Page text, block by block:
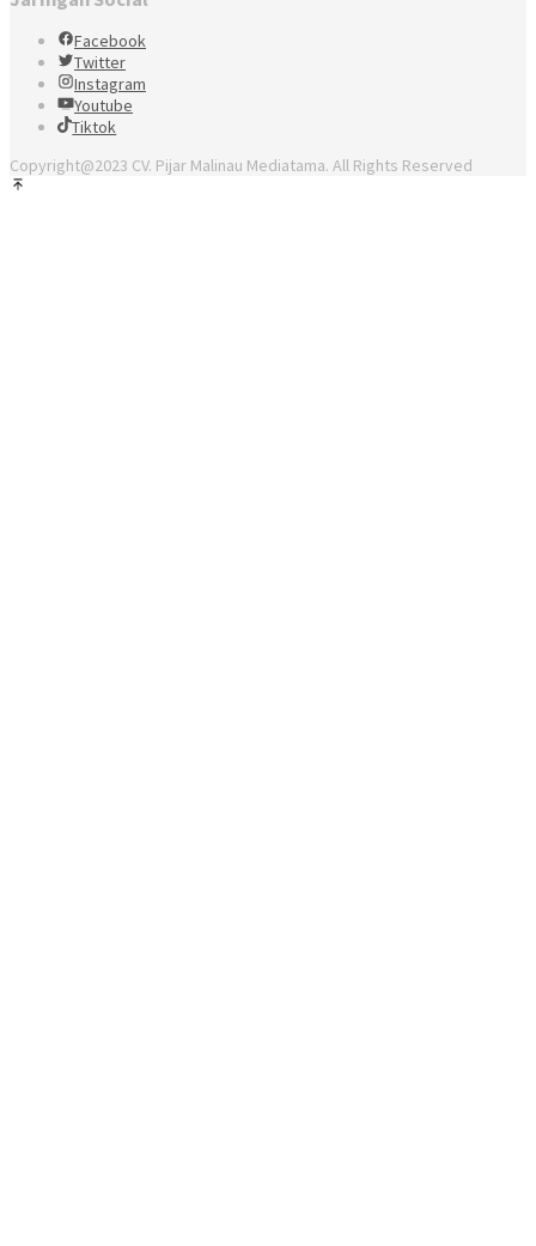
Facebook
Twitter
Instagram
Youtube
Tiktok
Copyright@2023 CV. Pijar Malinau Mediatama. All Rights Reserved